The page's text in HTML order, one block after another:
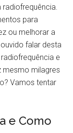
para
ou melhorar a
falar desta
e
mesmo milagres
Vamos tentar
e Como